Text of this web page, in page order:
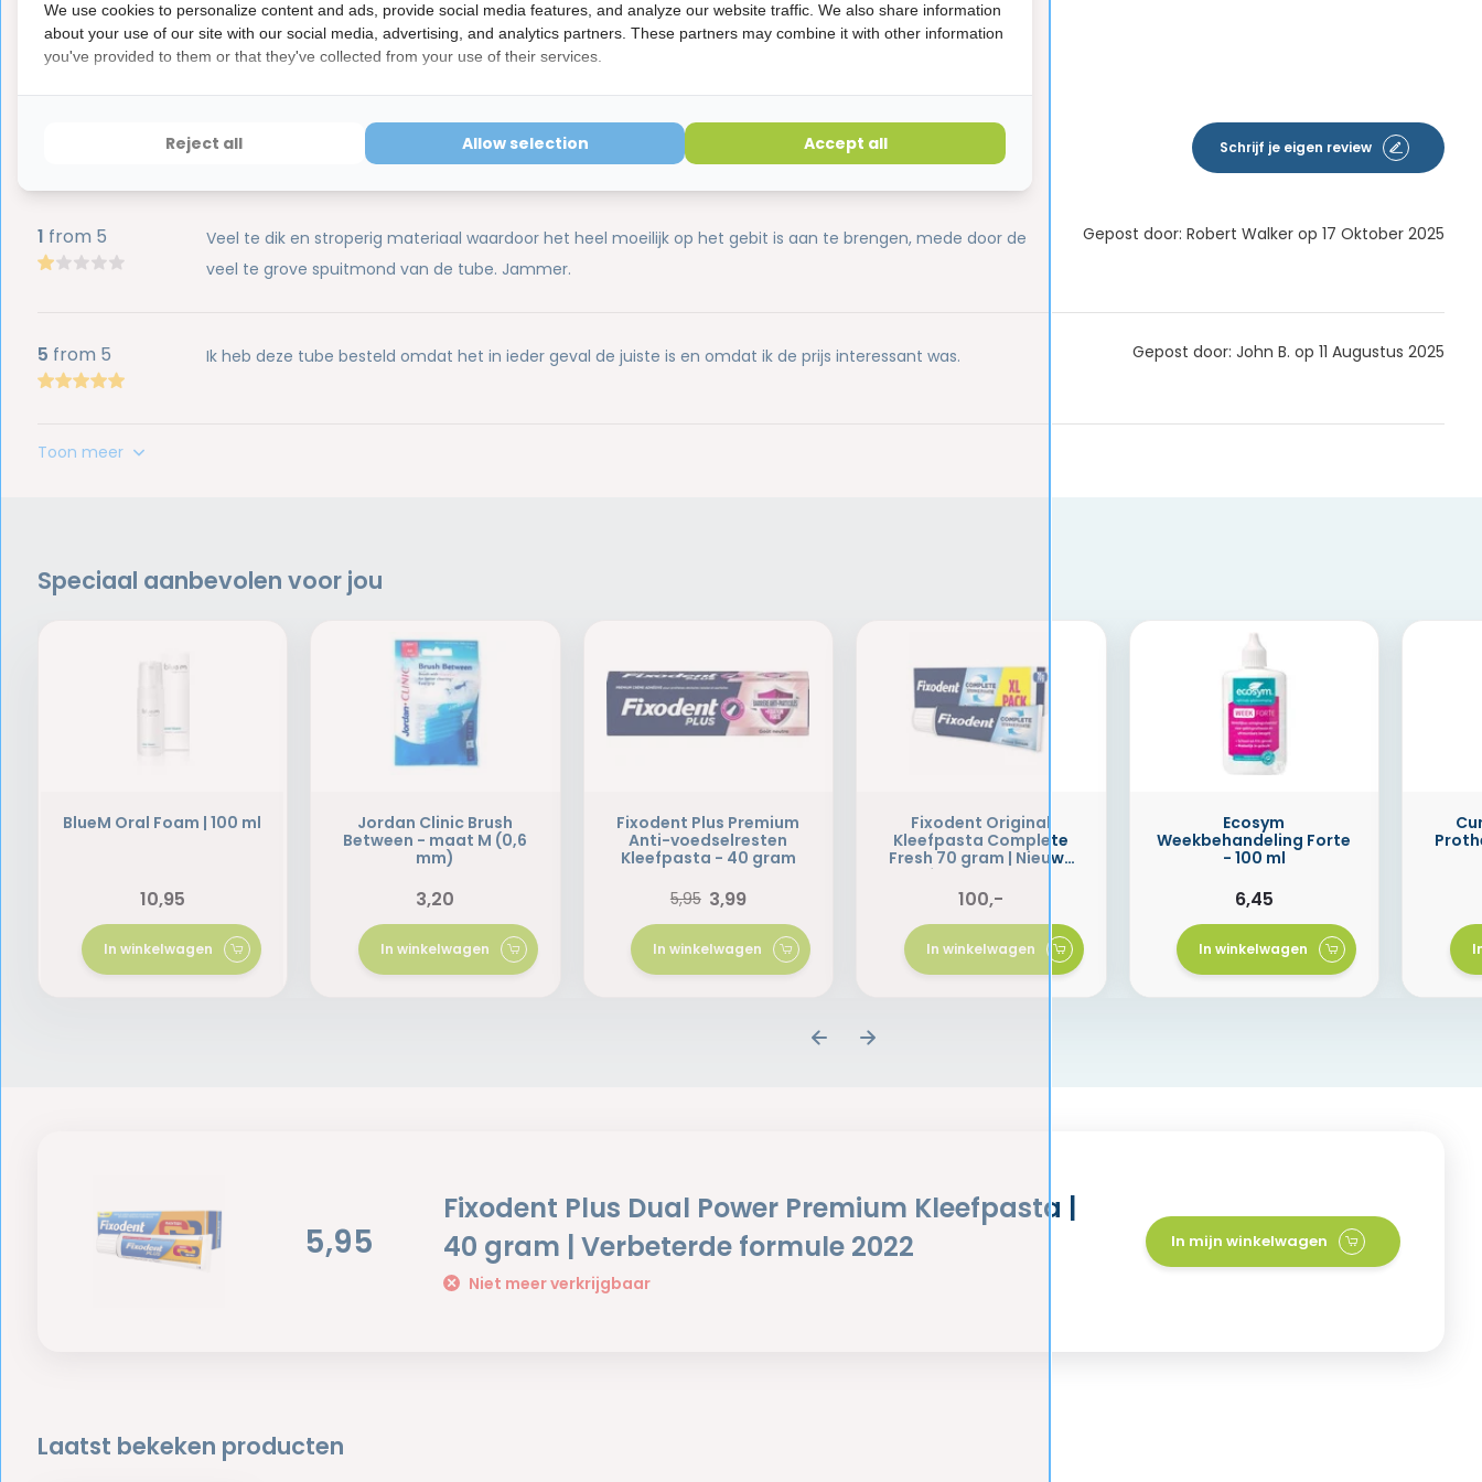
Based on 16 reviews
Schrijf je eigen review
1 from 5
Veel te dik en stroperig materiaal waardoor het heel moeilijk op het gebit is aan te brengen, mede door de
veel te grove spuitmond van de tube. Jammer.
Gepost door: Robert Walker op 17 Oktober 2025
5 from 5 Ik heb deze tube besteld omdat het in ieder geval de juiste is en omdat ik de prijs interessant was. Gepost door: John B. op 11 Augustus 2025
Toon meer
Speciaal aanbevolen voor jou
BlueM Oral Foam | 100 ml
10,95
In winkelwagen
Jordan Clinic Brush
Between - maat M (0,6
mm)
3,20
In winkelwagen
Fixodent Plus Premium
Anti-voedselresten
Kleefpasta - 40 gram
5,95 3,99
In winkelwagen
Fixodent Original
Kleefpasta Complete
Fresh 70 gram | Nieuwe
formule 2025
100,-
In winkelwagen
Ecosym
Weekbehandeling Forte
- 100 ml
6,45
In winkelwagen
5,95
Fixodent Plus Dual Power Premium Kleefpasta |
40 gram | Verbeterde formule 2022
Niet meer verkrijgbaar
In mijn winkelwagen
Laatst bekeken producten
We use cookies to personalize content and ads, provide social media features, and analyze our website traffic. We also share information
about your use of our site with our social media, advertising, and analytics partners. These partners may combine it with other information
you've provided to them or that they've collected from your use of their services.
Reject all Allow selection Accept all